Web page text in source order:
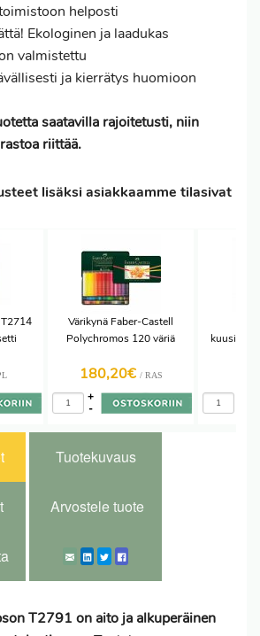
helposti
Ekologinen ja laadukas
valmistettu
ja kierrätys huomioon
saatavilla rajoitetusti, niin
riittää.
lisäksi asiakkaamme tilasivat
Värikynä Faber-Castell
Polychromos 120 väriä
180,20€ / RAS
-
+
Tuotekuvaus
Arvostele tuote
T2791 on aito ja alkuperäinen